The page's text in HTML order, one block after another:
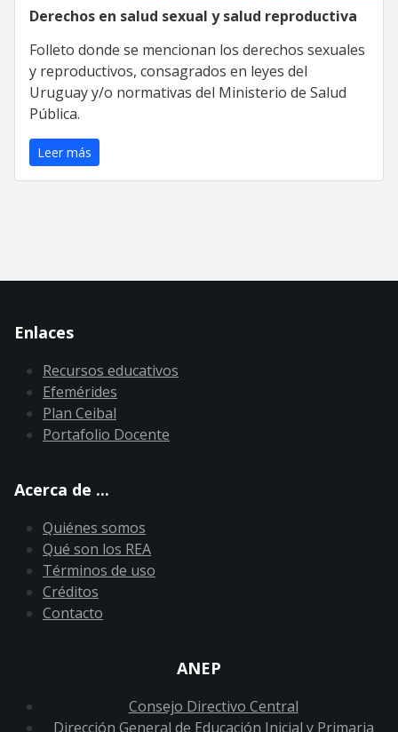
Derechos en salud sexual y salud reproductiva
Folleto donde se mencionan los derechos sexuales
y reproductivos, consagrados en leyes del
Uruguay y/o normativas del Ministerio de Salud
Pública.
Leer más
Enlaces
Recursos educativos
Efemérides
Plan Ceibal
Portafolio Docente
Acerca de ...
Quiénes somos
Qué son los REA
Términos de uso
Créditos
Contacto
ANEP
Consejo Directivo Central
Dirección General de Educación Inicial y Primaria